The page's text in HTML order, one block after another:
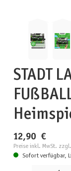
STADT
12,90 €
Preise inkl. MwSt.
Sofort verfügbar,
Produkt Anzahl: Gib den